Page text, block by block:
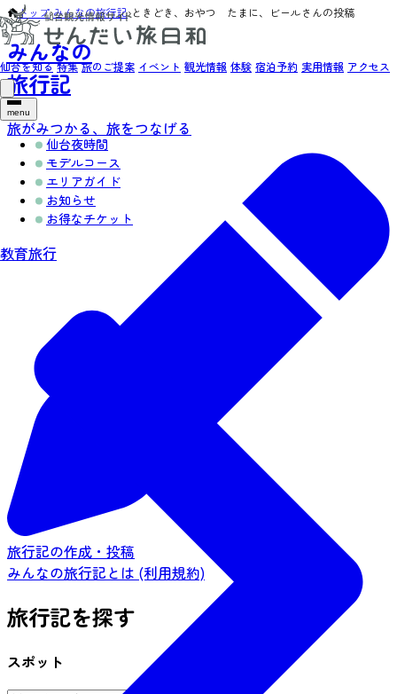
仙台を知る 特集 旅のご提案 イベント 観光情報 体験 宿泊予約 実用情報 アクセス
menu
仙台夜時間
モデルコース
エリアガイド
お知らせ
お得なチケット
教育旅行
トップ›みんなの旅行記›ときどき、おやつ たまに、ビールさんの投稿
みんなの
旅行記
旅がみつかる、旅をつなげる
旅行記の作成・投稿
みんなの旅行記とは (利用規約)
旅行記を探す
スポット